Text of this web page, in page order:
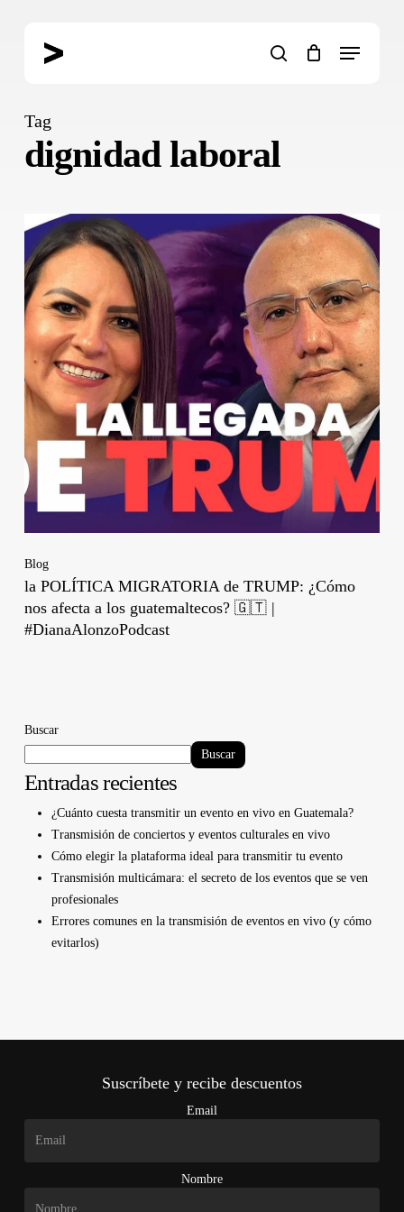
search
Menu
Tag
dignidad laboral
Blog
la POLÍTICA MIGRATORIA de TRUMP: ¿Cómo
nos afecta a los guatemaltecos? 🇬🇹 |
#DianaAlonzoPodcast
Buscar
Buscar
Entradas recientes
¿Cuánto cuesta transmitir un evento en vivo en Guatemala?
Transmisión de conciertos y eventos culturales en vivo
Cómo elegir la plataforma ideal para transmitir tu evento
Transmisión multicámara: el secreto de los eventos que se ven
profesionales
Errores comunes en la transmisión de eventos en vivo (y cómo
evitarlos)
Suscríbete y recibe descuentos
Email
Nombre